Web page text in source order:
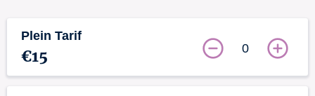
Plein Tarif
€15 0